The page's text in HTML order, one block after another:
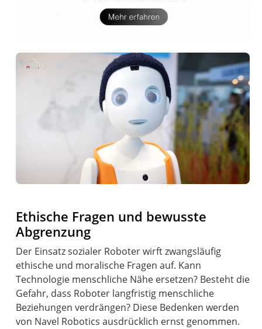
Ethische Fragen und bewusste
Abgrenzung
Der Einsatz sozialer Roboter wirft zwangsläufig
ethische und moralische Fragen auf. Kann
Technologie menschliche Nähe ersetzen? Besteht die
Gefahr, dass Roboter langfristig menschliche
Beziehungen verdrängen? Diese Bedenken werden
von Navel Robotics ausdrücklich ernst genommen.